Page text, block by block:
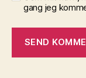
gang jeg